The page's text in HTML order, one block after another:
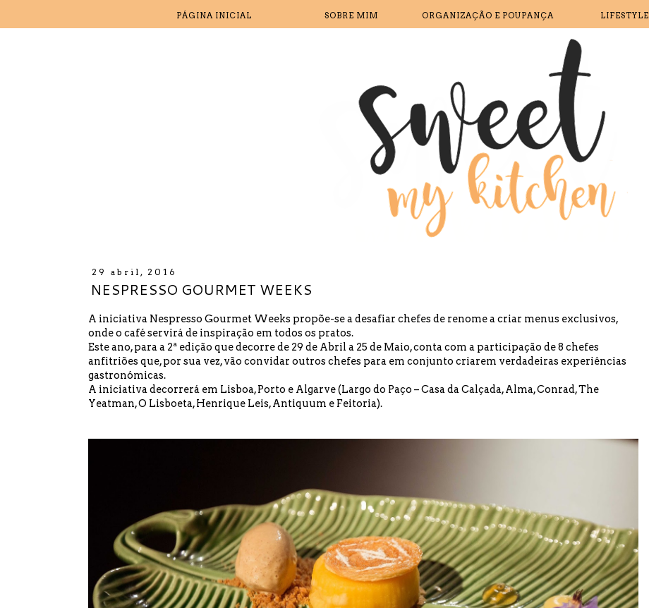
PÁGINA INICIAL SOBRE MIM ORGANIZAÇÃO E POUPANÇA LIFESTYLE
29 abril, 2016
NESPRESSO GOURMET WEEKS
A iniciativa Nespresso Gourmet Weeks propõe-se a desafiar chefes de renome a criar menus exclusivos,
onde o café servirá de inspiração em todos os pratos.
Este ano, para a 2ª edição que decorre de 29 de Abril a 25 de Maio, conta com a participação de 8 chefes
anfitriões que, por sua vez, vão convidar outros chefes para em conjunto criarem verdadeiras experiências
gastronómicas.
A iniciativa decorrerá em Lisboa, Porto e Algarve (Largo do Paço – Casa da Calçada, Alma, Conrad, The
Yeatman, O Lisboeta, Henrique Leis, Antiquum e Feitoria).